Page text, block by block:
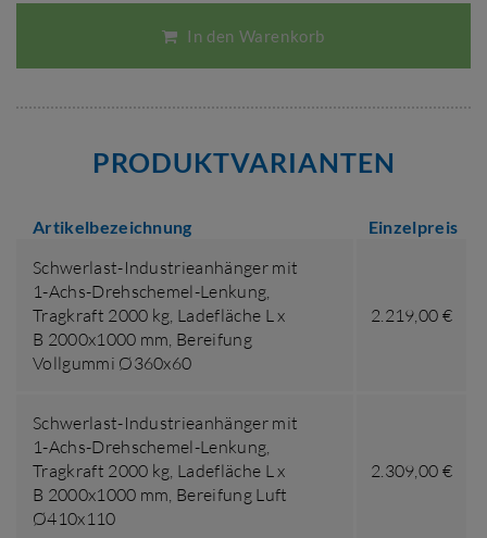
In den Warenkorb
PRODUKTVARIANTEN
Artikelbezeichnung Einzelpreis
Schwerlast-Industrieanhänger mit
1-Achs-Drehschemel-Lenkung,
Tragkraft 2000 kg, Ladefläche L x
B 2000x1000 mm, Bereifung
Vollgummi Ø360x60
2.219,00 €
Schwerlast-Industrieanhänger mit
1-Achs-Drehschemel-Lenkung,
Tragkraft 2000 kg, Ladefläche L x
B 2000x1000 mm, Bereifung Luft
Ø410x110
2.309,00 €